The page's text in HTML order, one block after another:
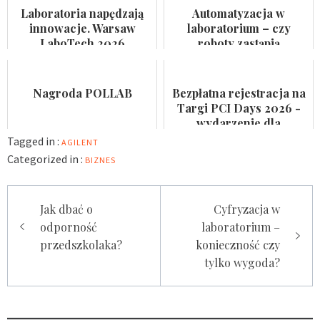
kosmetycznego i
suplemen...
pacjentów
Laboratoria napędzają
innowacje. Warsaw
LaboTech 2026
Automatyzacja w
laboratorium – czy
roboty zastąpią
Nagroda POLLAB
Bezpłatna rejestracja na
Targi PCI Days 2026 -
wydarzenie dla
Tagged in : AGILENT
Categorized in : BIZNES
Nawigacja
wpisu
Jak dbać o
odporność
przedszkolaka?
Cyfryzacja w
laboratorium –
konieczność czy
tylko wygoda?